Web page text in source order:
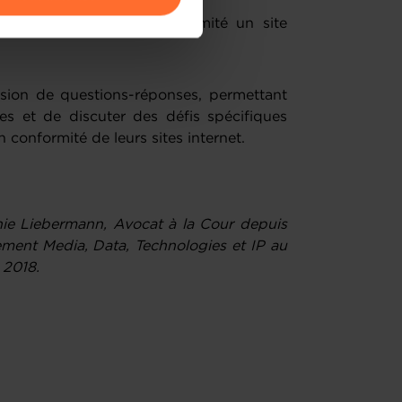
pour mettre en conformité un site
de questions-réponses, permettant
et de discuter des défis spécifiques
conformité de leurs sites internet.
Liebermann, Avocat à la Cour depuis
Media, Data, Technologies et IP au